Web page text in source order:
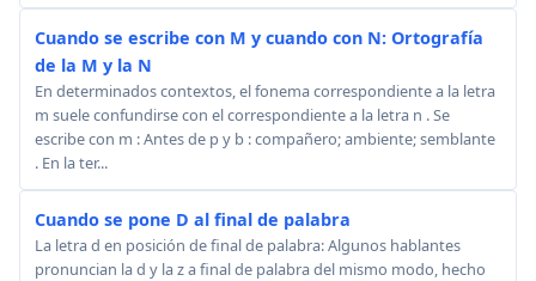
Cuando se escribe con M y cuando con N: Ortografía
de la M y la N
En determinados contextos, el fonema correspondiente a la letra
m suele confundirse con el correspondiente a la letra n . Se
escribe con m : Antes de p y b : compañero; ambiente; semblante
. En la ter...
Cuando se pone D al final de palabra
La letra d en posición de final de palabra: Algunos hablantes
pronuncian la d y la z a final de palabra del mismo modo, hecho